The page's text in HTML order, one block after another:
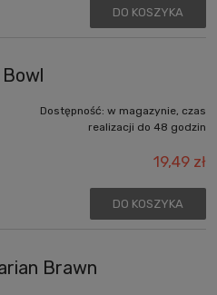
DO KOSZYKA
Dostępność: w magazynie, czas
realizacji do 48 godzin
19,49 zł
DO KOSZYKA
Brawn